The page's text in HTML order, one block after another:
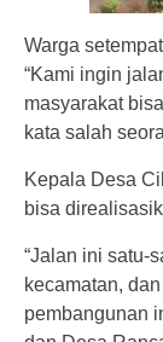
Warga
“Kami ingin
masyarakat
kata salah
Kepala Desa
bisa
“Jalan ini satu-
kecamatan,
pembangunan